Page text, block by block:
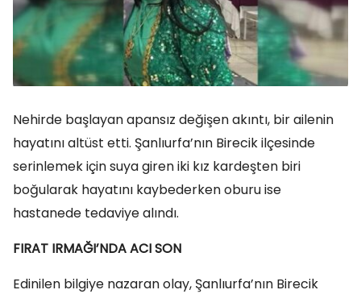
Nehirde başlayan apansız değişen akıntı, bir ailenin
hayatını altüst etti. Şanlıurfa’nın Birecik ilçesinde
serinlemek için suya giren iki kız kardeşten biri
boğularak hayatını kaybederken oburu ise
hastanede tedaviye alındı.
FIRAT IRMAĞI’NDA ACI SON
Edinilen bilgiye nazaran olay, Şanlıurfa’nın Birecik